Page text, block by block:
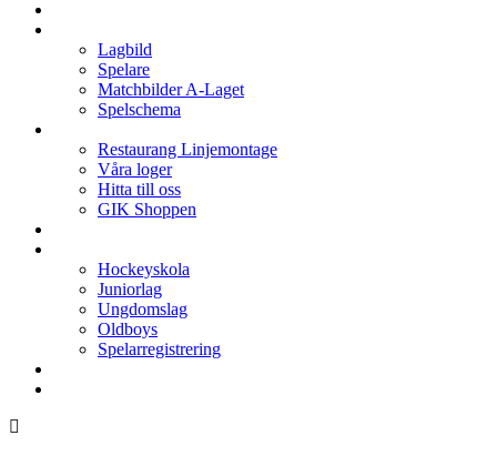
Lagbild
Spelare
Matchbilder A-Laget
Spelschema
Restaurang Linjemontage
Våra loger
Hitta till oss
GIK Shoppen
Hockeyskola
Juniorlag
Ungdomslag
Oldboys
Spelarregistrering